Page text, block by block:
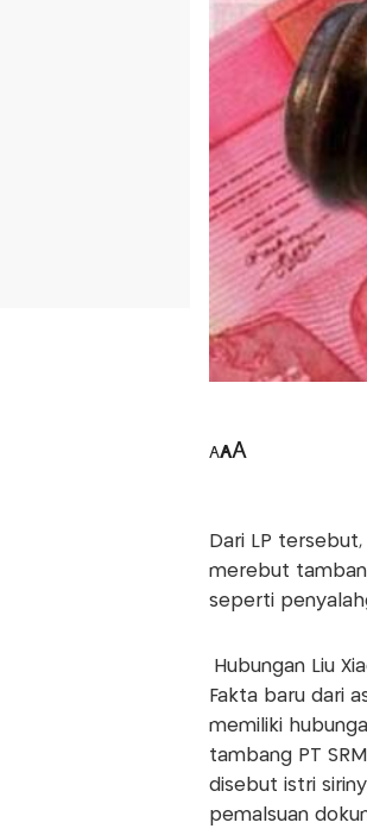
AAA
Dari LP
merebut
seperti
Hubungan Liu
Fakta baru dari
memiliki
tambang PT
disebut istri
pemalsuan